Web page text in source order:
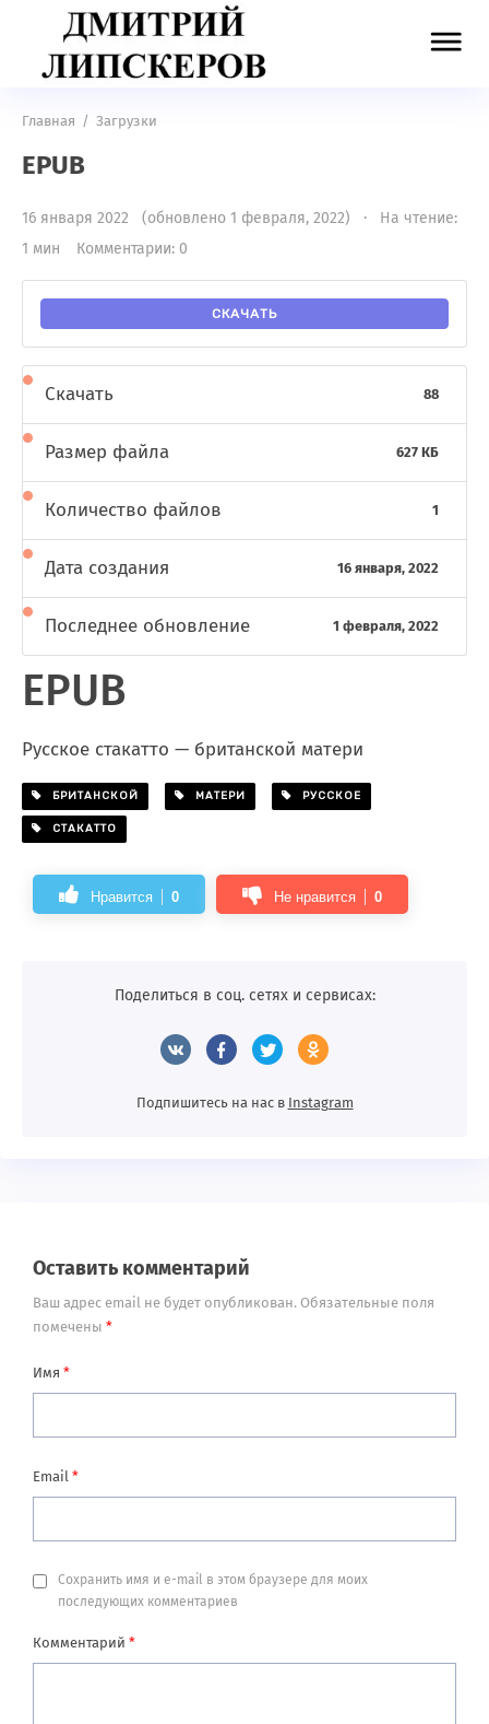
Главная / Загрузки
EPUB
16 января 2022 (обновлено 1 февраля, 2022) · На чтение:
1 мин
Комментарии: 0
СКАЧАТЬ
Скачать 88
Размер файла 627 КБ
Количество файлов 1
Дата создания 16 января, 2022
Последнее обновление 1 февраля, 2022
EPUB
Русское стакатто — британской матери
БРИТАНСКОЙ МАТЕРИ РУССКОЕ
СТАКАТТО
Нравится 0 Не нравится 0
Поделиться в соц. сетях и сервисах:
Подпишитесь на нас в Instagram
Оставить комментарий
Ваш адрес email не будет опубликован. Обязательные поля
помечены *
Имя *
Email *
Сохранить имя и e-mail в этом браузере для моих
последующих комментариев
Комментарий *